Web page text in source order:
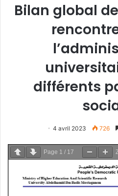
Bilan global
différents
4 avril 2023 726
Page 1 / 17